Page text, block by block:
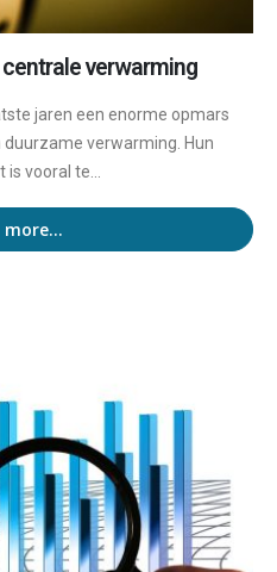
verwarming
jaren een enorme opmars
verwarming. Hun
vooral te...
more...